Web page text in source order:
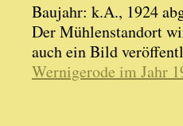
Baujahr: k.A., 1924
Der Mühlenstandort
auch ein Bild
Wernigerode im Jahr